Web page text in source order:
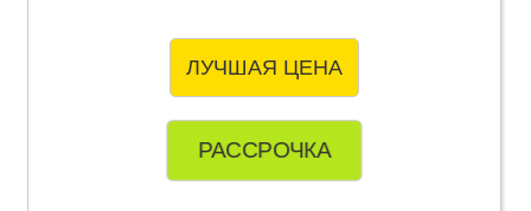
ЛУЧШАЯ ЦЕНА
РАССРОЧКА